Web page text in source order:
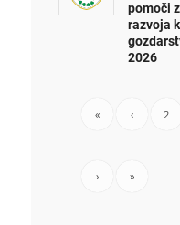
pomoči
razvoja
2026
« ‹ 2
› »